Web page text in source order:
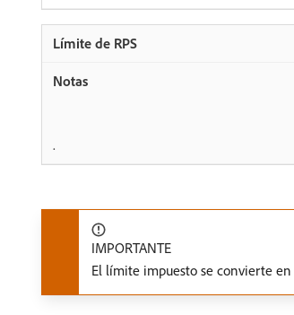
.
IMPORTANTE
El límite impuesto se convierte en